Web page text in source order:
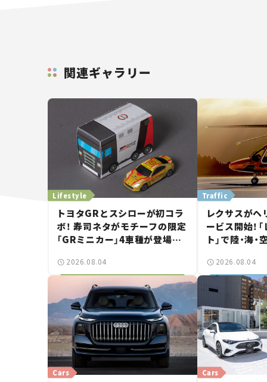
関連ギャラリー
Lifestyle
トヨタGRとスシローが初コラ
ボ！ 寿司ネタがモチーフの限定
「GRミニカー」4車種が登場。
2026.08.04
Traffic
レクサスがヘ
ービス開始！
ト」で陸・海
2026.08.04
Cars Cars